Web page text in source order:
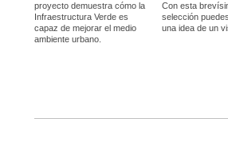
proyecto demuestra cómo la
Infraestructura Verde es
capaz de mejorar el medio
ambiente urbano.
Con esta
selección
una idea de un